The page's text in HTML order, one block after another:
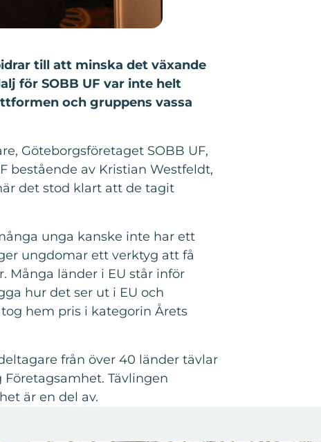
till att minska det växande
för SOBB UF var inte helt
och gruppens vassa
Göteborgsföretaget SOBB UF,
bestående av Kristian Westfeldt,
det stod klart att de tagit
unga kanske inte har ett
ungdomar ett verktyg att få
Många länder i EU står inför
hur det ser ut i EU och
hem pris i kategorin Årets
från över 40 länder tävlar
Företagsamhet. Tävlingen
är en del av.